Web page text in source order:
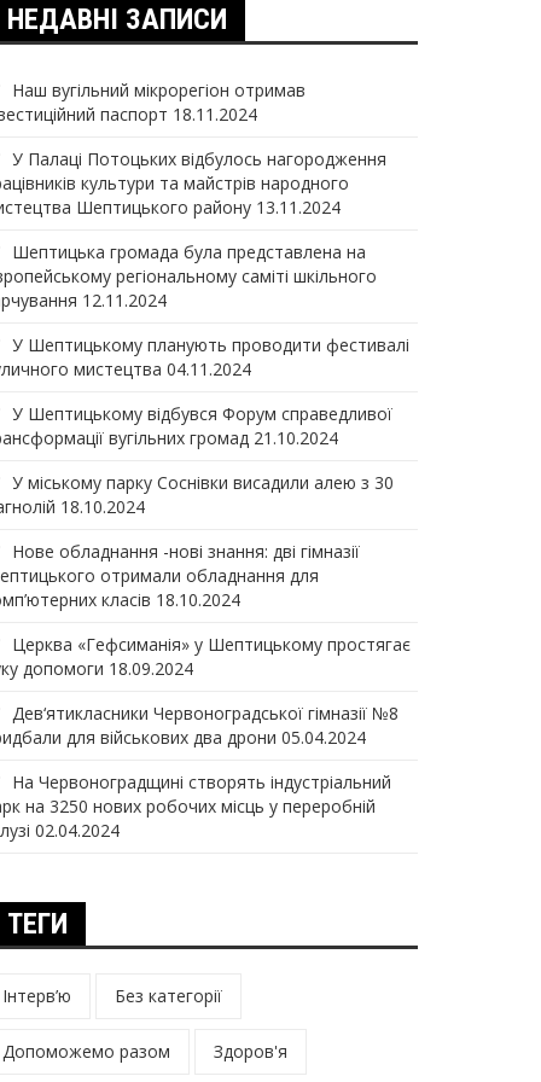
НЕДАВНІ ЗАПИСИ
Наш вугільний мікрорегіон отримав
паспорт 18.11.2024
У Палаці Потоцьких відбулось нагородження
культури та майстрів народного
Шептицького району 13.11.2024
Шептицька громада була представлена на
регіональному саміті шкільного
12.11.2024
У Шептицькому планують проводити фестивалі
мистецтва 04.11.2024
У Шептицькому відбувся Форум справедливої
вугільних громад 21.10.2024
У міському парку Соснівки висадили алею з 30
18.10.2024
Нове обладнання -нові знання: дві гімназії
отримали обладнання для
класів 18.10.2024
Церква «Гефсиманія» у Шептицькому простягає
допомоги 18.09.2024
Дев‘ятикласники Червоноградської гімназії №8
для військових два дрони 05.04.2024
На Червоноградщині створять індустріальний
на 3250 нових робочих місць у переробній
02.04.2024
ТЕГИ
Інтерв’ю Без категорії
Допоможемо разом Здоров'я